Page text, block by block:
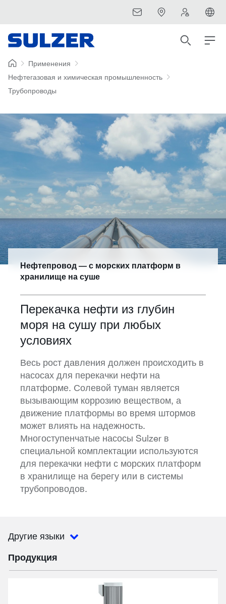
Применения
Нефтегазовая и химическая промышленность
Трубопроводы
Нефтепровод — с морских платформ в
хранилище на суше
Перекачка нефти из глубин
моря на сушу при любых
условиях
Весь рост давления должен происходить в
насосах для перекачки нефти на
платформе. Солевой туман является
вызывающим коррозию веществом, а
движение платформы во время штормов
может влиять на надежность.
Многоступенчатые насосы Sulzer в
специальной комплектации используются
для перекачки нефти с морских платформ
в хранилище на берегу или в системы
трубопроводов.
Другие языки
Продукция